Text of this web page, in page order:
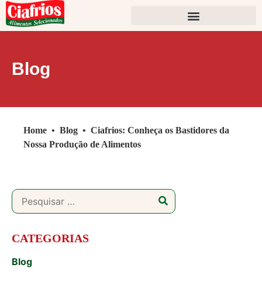
Blog
Home • Blog • Ciafrios: Conheça os Bastidores da
Nossa Produção de Alimentos
CATEGORIAS
Blog